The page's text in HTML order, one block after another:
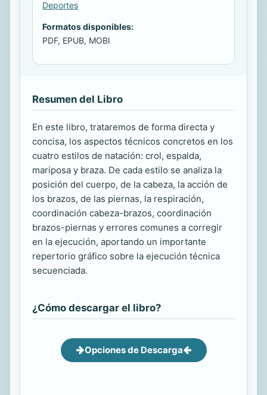
Deportes
Formatos disponibles:
PDF, EPUB, MOBI
Resumen del Libro
En este libro, trataremos de forma directa y
concisa, los aspectos técnicos concretos en los
cuatro estilos de natación: crol, espalda,
mariposa y braza. De cada estilo se analiza la
posición del cuerpo, de la cabeza, la acción de
los brazos, de las piernas, la respiración,
coordinación cabeza-brazos, coordinación
brazos-piernas y errores comunes a corregir
en la ejecución, aportando un importante
repertorio gráfico sobre la ejecución técnica
secuenciada.
¿Cómo descargar el libro?
Opciones de Descarga